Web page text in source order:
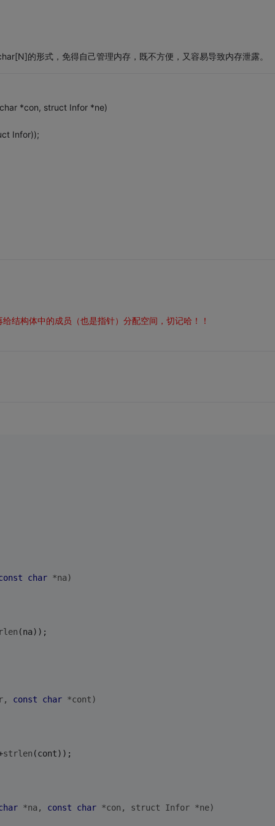
的形式，免得自己管理内存，既不方便，又容易导致内存泄露。
*con, struct Infor *ne)
Infor));
结构体中的成员（也是指针）分配空间，切记哈！！
char *na)
(na));
const char *cont)
strlen (cont));
*na, const char *con, struct Infor *ne)